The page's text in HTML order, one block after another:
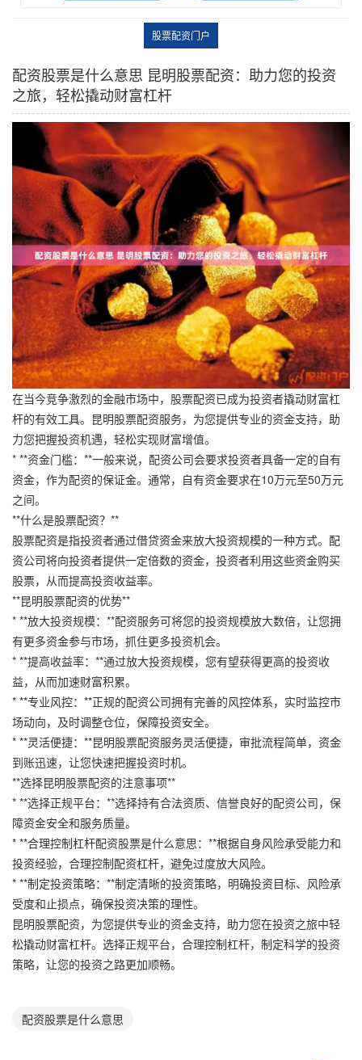
股票配资门户
配资股票是什么意思 昆明股票配资：助力您的投资
之旅，轻松撬动财富杠杆
在当今竞争激烈的金融市场中，股票配资已成为投资者撬动财富杠
杆的有效工具。昆明股票配资服务，为您提供专业的资金支持，助
力您把握投资机遇，轻松实现财富增值。
* **资金门槛：**一般来说，配资公司会要求投资者具备一定的自有
资金，作为配资的保证金。通常，自有资金要求在10万元至50万元
之间。
**什么是股票配资？**
股票配资是指投资者通过借贷资金来放大投资规模的一种方式。配
资公司将向投资者提供一定倍数的资金，投资者利用这些资金购买
股票，从而提高投资收益率。
**昆明股票配资的优势**
* **放大投资规模：**配资服务可将您的投资规模放大数倍，让您拥
有更多资金参与市场，抓住更多投资机会。
* **提高收益率：**通过放大投资规模，您有望获得更高的投资收
益，从而加速财富积累。
* **专业风控：**正规的配资公司拥有完善的风控体系，实时监控市
场动向，及时调整仓位，保障投资安全。
* **灵活便捷：**昆明股票配资服务灵活便捷，审批流程简单，资金
到账迅速，让您快速把握投资时机。
**选择昆明股票配资的注意事项**
* **选择正规平台：**选择持有合法资质、信誉良好的配资公司，保
障资金安全和服务质量。
* **合理控制杠杆配资股票是什么意思：**根据自身风险承受能力和
投资经验，合理控制配资杠杆，避免过度放大风险。
* **制定投资策略：**制定清晰的投资策略，明确投资目标、风险承
受度和止损点，确保投资决策的理性。
昆明股票配资，为您提供专业的资金支持，助力您在投资之旅中轻
松撬动财富杠杆。选择正规平台，合理控制杠杆，制定科学的投资
策略，让您的投资之路更加顺畅。
配资股票是什么意思